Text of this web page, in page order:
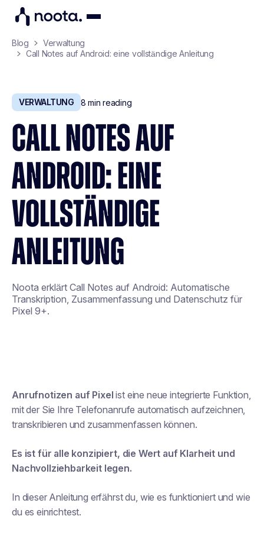
Blog
Verwaltung
Call Notes auf Android: eine vollständige Anleitung
VERWALTUNG 8 min reading
CALL NOTES AUF
ANDROID: EINE
VOLLSTÄNDIGE
ANLEITUNG
Noota erklärt Call Notes auf Android: Automatische
Transkription, Zusammenfassung und Datenschutz für
Pixel 9+.
Anrufnotizen auf Pixel ist eine neue integrierte Funktion,
mit der Sie Ihre Telefonanrufe automatisch aufzeichnen,
transkribieren und zusammenfassen können.
Es ist für alle konzipiert, die Wert auf Klarheit und
Nachvollziehbarkeit legen.
In dieser Anleitung erfährst du, wie es funktioniert und wie
du es einrichtest.